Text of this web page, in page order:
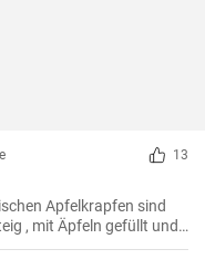
13
Apfelkrapfen sind
, mit Äpfeln gefüllt und
gewälzt und frisch